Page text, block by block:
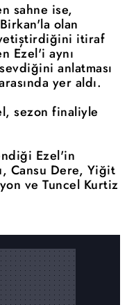
sahne ise,
olan
yetiştirdiğini itiraf
Ezel'i aynı
anlatması
yer aldı.
sezon finaliyle
Ezel'in
Cansu Dere, Yiğit
ve Tuncel Kurtiz